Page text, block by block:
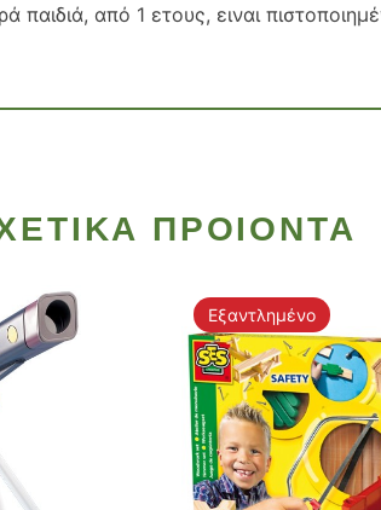
παιδιά, από 1 ετους, ειναι
ΠΡΟΙΟΝΤΑ
Εξαντλημένο